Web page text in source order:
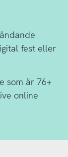
fest eller
som är 76+
online